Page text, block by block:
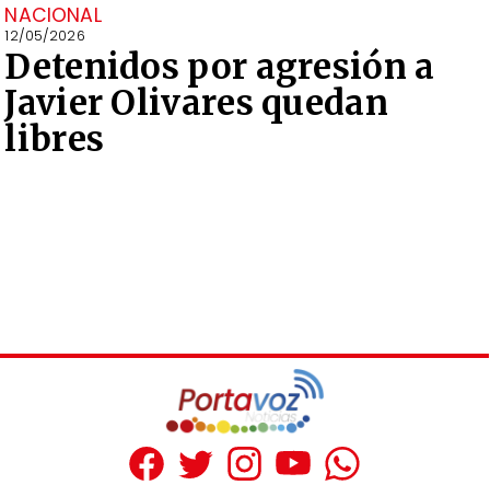
NACIONAL
12/05/2026
Detenidos por agresión a
Javier Olivares quedan
libres